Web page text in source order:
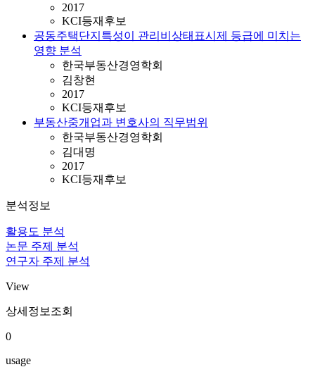
2017
KCI등재후보
공동주택단지특성이 관리비상태표시제 등급에 미치는
영향 분석
한국부동산경영학회
김창현
2017
KCI등재후보
부동산중개업과 변호사의 직무범위
한국부동산경영학회
김대명
2017
KCI등재후보
분석정보
활용도 분석
논문 주제 분석
연구자 주제 분석
View
상세정보조회
0
usage